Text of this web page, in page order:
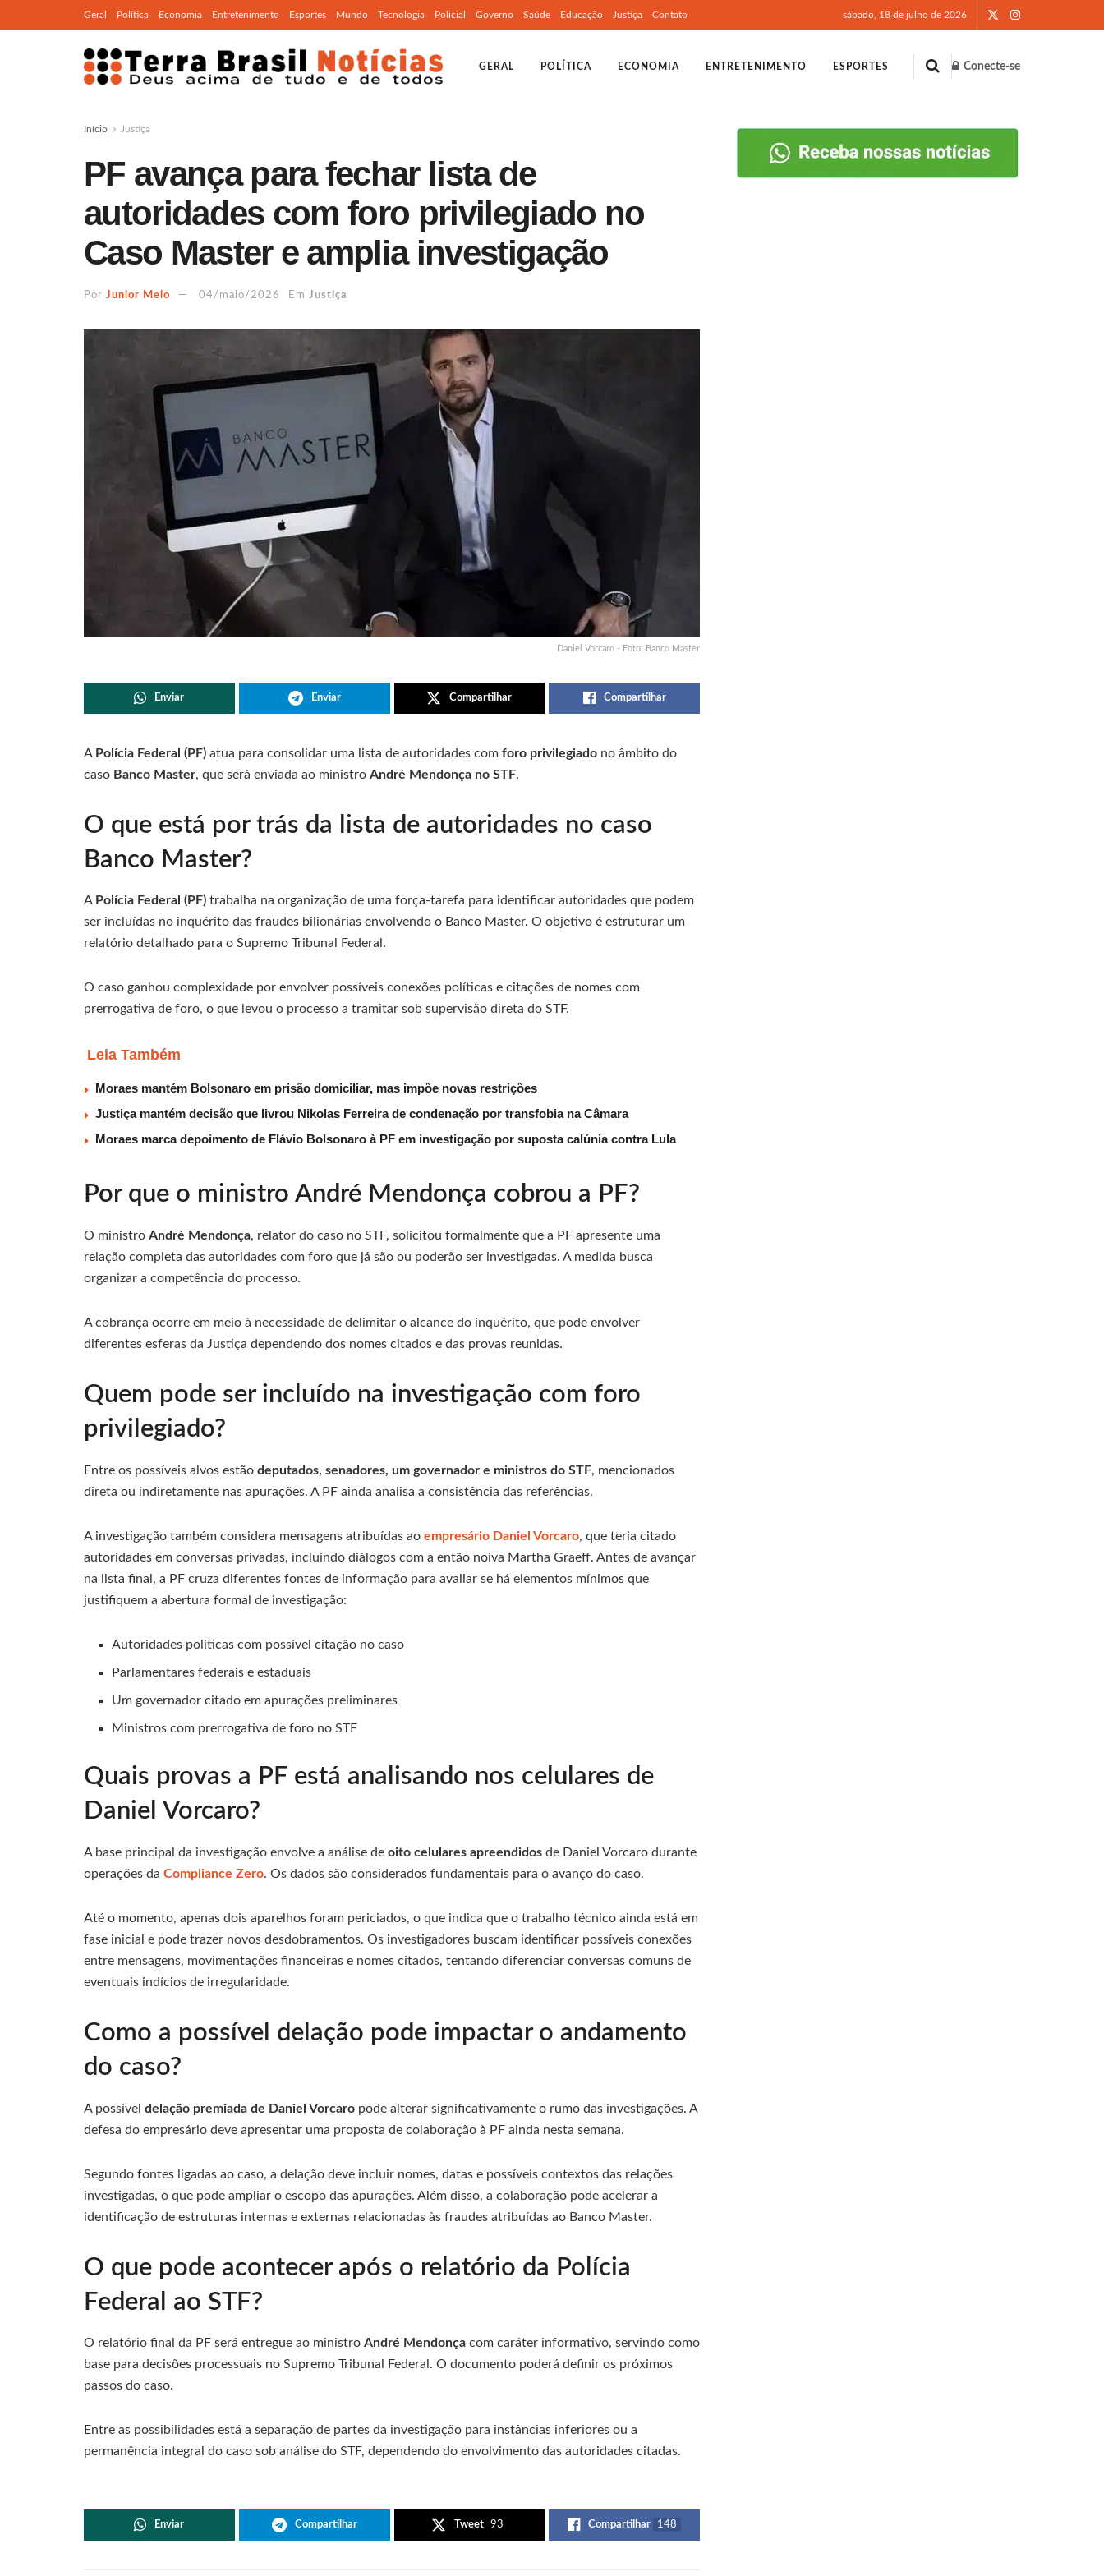
Geral Política Economia Entretenimento Esportes Mundo Tecnologia Policial Governo Saúde Educação Justiça Contato sábado, 18 de julho de 2026
GERAL POLÍTICA ECONOMIA ENTRETENIMENTO ESPORTES Conecte-se
Início Justiça
PF avança para fechar lista de
autoridades com foro privilegiado no
Caso Master e amplia investigação
Por Junior Melo 04/maio/2026 Em Justiça
Daniel Vorcaro - Foto: Banco Master
Enviar Enviar Compartilhar Compartilhar
A Polícia Federal (PF) atua para consolidar uma lista de autoridades com foro privilegiado no âmbito do
caso Banco Master, que será enviada ao ministro André Mendonça no STF.
O que está por trás da lista de autoridades no caso
Banco Master?
A Polícia Federal (PF) trabalha na organização de uma força-tarefa para identificar autoridades que podem
ser incluídas no inquérito das fraudes bilionárias envolvendo o Banco Master. O objetivo é estruturar um
relatório detalhado para o Supremo Tribunal Federal.
O caso ganhou complexidade por envolver possíveis conexões políticas e citações de nomes com
prerrogativa de foro, o que levou o processo a tramitar sob supervisão direta do STF.
Leia Também
Moraes mantém Bolsonaro em prisão domiciliar, mas impõe novas restrições
Justiça mantém decisão que livrou Nikolas Ferreira de condenação por transfobia na Câmara
Moraes marca depoimento de Flávio Bolsonaro à PF em investigação por suposta calúnia contra Lula
Por que o ministro André Mendonça cobrou a PF?
O ministro André Mendonça, relator do caso no STF, solicitou formalmente que a PF apresente uma
relação completa das autoridades com foro que já são ou poderão ser investigadas. A medida busca
organizar a competência do processo.
A cobrança ocorre em meio à necessidade de delimitar o alcance do inquérito, que pode envolver
diferentes esferas da Justiça dependendo dos nomes citados e das provas reunidas.
Quem pode ser incluído na investigação com foro
privilegiado?
Entre os possíveis alvos estão deputados, senadores, um governador e ministros do STF, mencionados
direta ou indiretamente nas apurações. A PF ainda analisa a consistência das referências.
A investigação também considera mensagens atribuídas ao empresário Daniel Vorcaro, que teria citado
autoridades em conversas privadas, incluindo diálogos com a então noiva Martha Graeff. Antes de avançar
na lista final, a PF cruza diferentes fontes de informação para avaliar se há elementos mínimos que
justifiquem a abertura formal de investigação:
Autoridades políticas com possível citação no caso
Parlamentares federais e estaduais
Um governador citado em apurações preliminares
Ministros com prerrogativa de foro no STF
Quais provas a PF está analisando nos celulares de
Daniel Vorcaro?
A base principal da investigação envolve a análise de oito celulares apreendidos de Daniel Vorcaro durante
operações da Compliance Zero. Os dados são considerados fundamentais para o avanço do caso.
Até o momento, apenas dois aparelhos foram periciados, o que indica que o trabalho técnico ainda está em
fase inicial e pode trazer novos desdobramentos. Os investigadores buscam identificar possíveis conexões
entre mensagens, movimentações financeiras e nomes citados, tentando diferenciar conversas comuns de
eventuais indícios de irregularidade.
Como a possível delação pode impactar o andamento
do caso?
A possível delação premiada de Daniel Vorcaro pode alterar significativamente o rumo das investigações. A
defesa do empresário deve apresentar uma proposta de colaboração à PF ainda nesta semana.
Segundo fontes ligadas ao caso, a delação deve incluir nomes, datas e possíveis contextos das relações
investigadas, o que pode ampliar o escopo das apurações. Além disso, a colaboração pode acelerar a
identificação de estruturas internas e externas relacionadas às fraudes atribuídas ao Banco Master.
O que pode acontecer após o relatório da Polícia
Federal ao STF?
O relatório final da PF será entregue ao ministro André Mendonça com caráter informativo, servindo como
base para decisões processuais no Supremo Tribunal Federal. O documento poderá definir os próximos
passos do caso.
Entre as possibilidades está a separação de partes da investigação para instâncias inferiores ou a
permanência integral do caso sob análise do STF, dependendo do envolvimento das autoridades citadas.
Enviar Compartilhar Tweet 93 Compartilhar 148